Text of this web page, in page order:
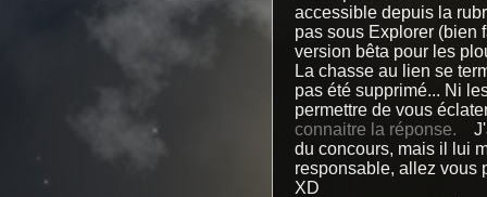
accessible depuis la
pas sous Explorer (bien
version bêta pour les
La chasse au lien se
pas été supprimé... Ni
permettre de vous
connaitre la réponse.
du concours, mais il lui
responsable, allez vous
XD